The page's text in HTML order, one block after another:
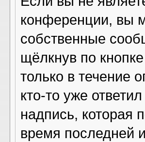
конференции, вы
собственные
щёлкнув по кнопке
только в течение
кто-то уже
надпись, которая
время последней